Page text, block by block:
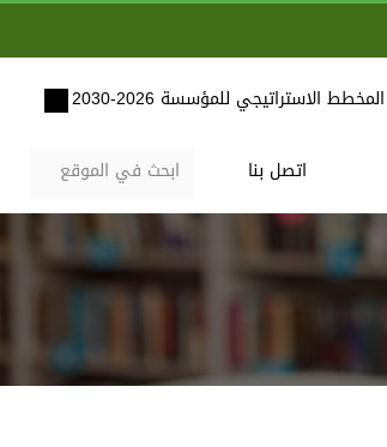
المخطط الاستراتيجي للمؤسسة 2026-2030
اتصل بنا